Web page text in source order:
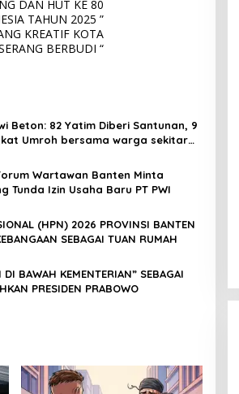
DAN HUT KE 80
TAHUN 2025 ”
KREATIF KOTA
BERBUDI “
Beton: 82 Yatim Diberi Santunan, 9
Umroh bersama warga sekitar
Wartawan Banten Minta
Tunda Izin Usaha Baru PT PWI
(HPN) 2026 PROVINSI BANTEN
SEBAGAI TUAN RUMAH
DI BAWAH KEMENTERIAN” SEBAGAI
PRESIDEN PRABOWO